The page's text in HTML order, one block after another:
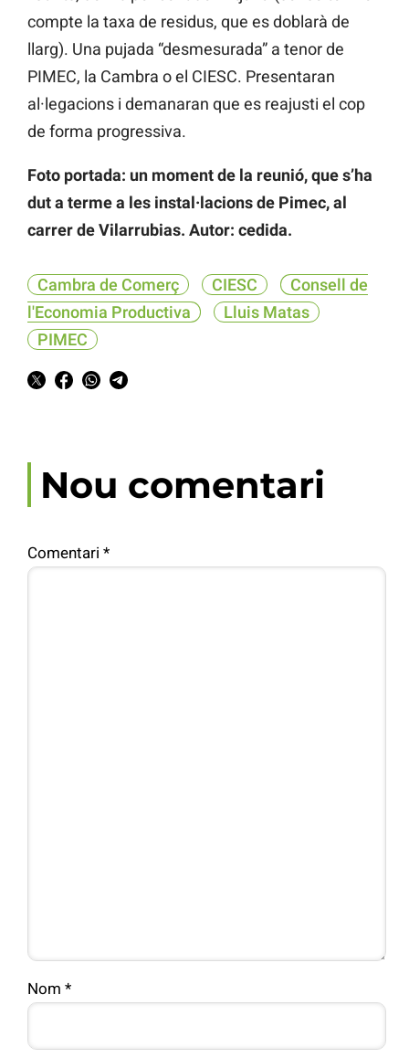
compte la taxa de residus, que es doblarà de
llarg). Una pujada “desmesurada” a tenor de
PIMEC, la Cambra o el CIESC. Presentaran
al·legacions i demanaran que es reajusti el cop
de forma progressiva.
Foto portada: un moment de la reunió, que s’ha
dut a terme a les instal·lacions de Pimec, al
carrer de Vilarrubias. Autor: cedida.
Cambra de Comerç CIESC
Consell de
l'Economia Productiva
Lluis Matas
PIMEC
Nou comentari
Comentari *
Nom *